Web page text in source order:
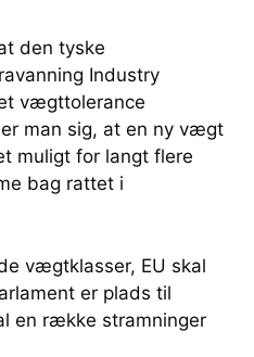
den tyske
Industry
vægttolerance
man sig, at en ny vægt
muligt for langt flere
bag rattet i
vægtklasser, EU skal
er plads til
en række stramninger